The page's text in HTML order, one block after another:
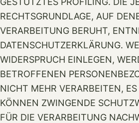
RECHTSGRUNDLAGE, AUF
VERARBEITUNG BERUHT,
DATENSCHUTZERKLÄRUNG.
WIDERSPRUCH EINLEGEN,
BETROFFENEN
NICHT MEHR VERARBEITEN,
KÖNNEN ZWINGENDE
FÜR DIE VERARBEITUNG